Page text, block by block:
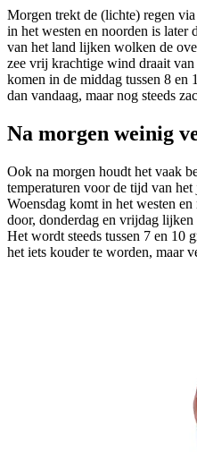
Morgen trekt de (lichte) regen
in het westen en noorden is later
van het land lijken wolken de
zee vrij krachtige wind draait
komen in de middag tussen 8 en
dan vandaag, maar nog steeds
Na morgen weinig
Ook na morgen houdt het vaak
temperaturen voor de tijd van het
Woensdag komt in het westen
door, donderdag en vrijdag
Het wordt steeds tussen 7 en 10
het iets kouder te worden, maar